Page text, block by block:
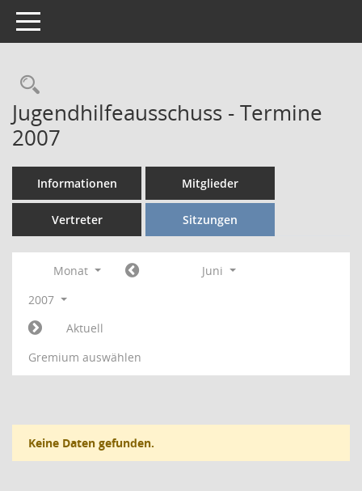
Toggle navigation
Rechercheauswahl
Jugendhilfeausschuss - Termine
2007
Informationen Mitglieder
Vertreter Sitzungen
Monat
Juni
2007
Aktuell
Gremium auswählen
Keine Daten gefunden.